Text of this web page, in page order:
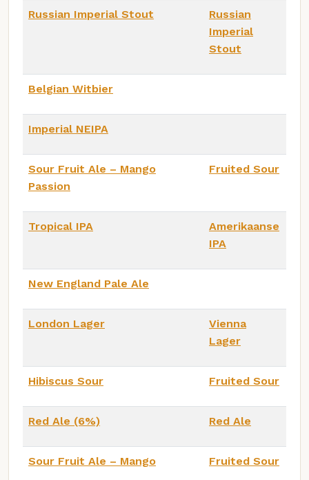
Russian Imperial Stout
Russian
Imperial
Stout
Belgian Witbier
Imperial NEIPA
Sour Fruit Ale – Mango
Passion
Fruited Sour
Tropical IPA
Amerikaanse
IPA
New England Pale Ale
London Lager
Vienna
Lager
Hibiscus Sour Fruited Sour
Red Ale (6%) Red Ale
Sour Fruit Ale – Mango Fruited Sour